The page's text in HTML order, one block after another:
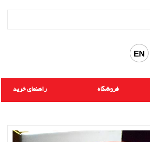
EN
راهنمای خرید فروشگاه